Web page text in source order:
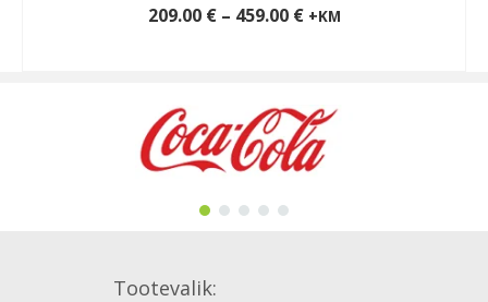
209.00 € – 459.00 €Price
459.00 €
+KM
product
has
multiple
The
Tootevalik: